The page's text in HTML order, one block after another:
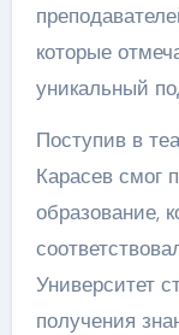
которые
уникальный
Поступив в
Карасев смог
образование,
Университет
получения